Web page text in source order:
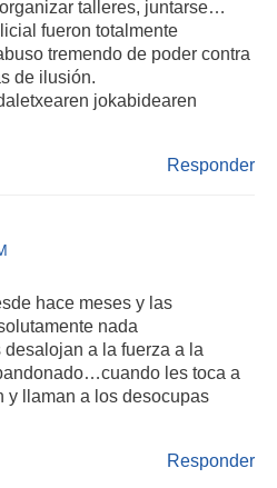
talleres, juntarse…
fueron totalmente
tremendo de poder contra
de ilusión.
jokabidearen
Responder
hace meses y las
nada
a la fuerza a la
les toca a
y llaman a los desocupas
Responder